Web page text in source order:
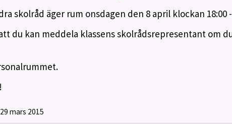
skolråd äger rum onsdagen den 8 april klockan 18:00 -
du kan meddela klassens skolrådsrepresentant om
mars 2015